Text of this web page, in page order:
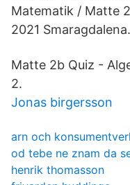
Matematik / Matte
2021 Smaragdalena.
Matte 2b Quiz -
2.
Jonas birgersson
arn och
od tebe ne znam da
henrik thomasson